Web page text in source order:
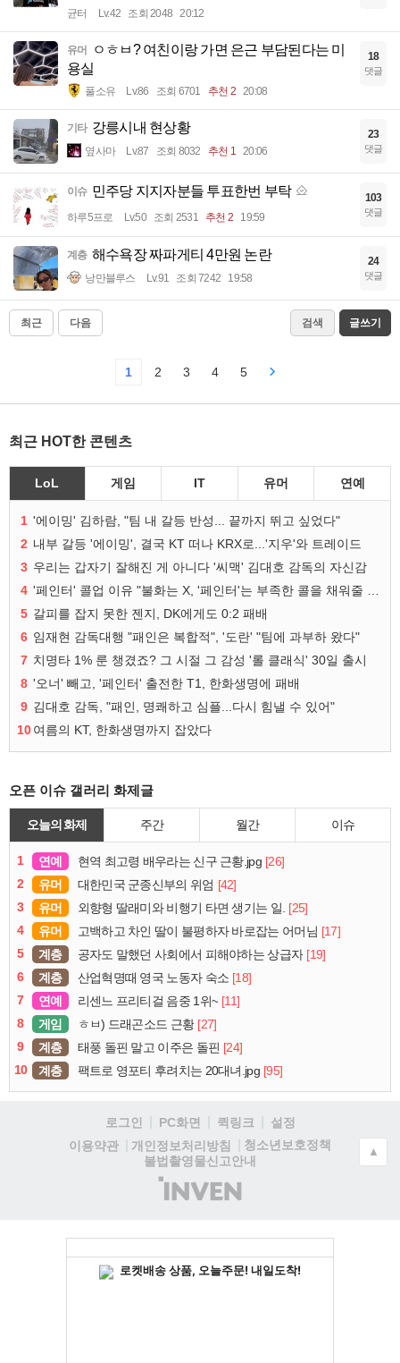
균터 Lv.42 조회 2048 20:12
유머
ㅇㅎㅂ? 여친이랑 가면 은근 부담된다는 미
용실
풀소유 Lv.86 조회 6701 추천 2 20:08
18
댓글
기타 강릉시내 현상황
옆사마 Lv.87 조회 8032 추천 1 20:06
23
댓글
이슈 민주당 지지자분들 투표한번 부탁
하루5프로 Lv.50 조회 2531 추천 2 19:59
103
댓글
계층 해수욕장 짜파게티 4만원 논란
낭만블루스 Lv.91 조회 7242 19:58
24
댓글
최근 다음 검색 글쓰기
1 2 3 4 5
최근 HOT한 콘텐츠
LoL 게임 IT 유머 연예
1 '에이밍' 김하람, "팀 내 갈등 반성... 끝까지 뛰고 싶었다"
2 내부 갈등 '에이밍', 결국 KT 떠나 KRX로...'지우'와 트레이드
3 우리는 갑자기 잘해진 게 아니다 '씨맥' 김대호 감독의 자신감
4
5 갈피를 잡지 못한 젠지, DK에게도 0:2 패배
6 임재현 감독대행 "패인은 복합적", '도란' "팀에 과부하 왔다"
7 치명타 1% 룬 챙겼죠? 그 시절 그 감성 '롤 클래식' 30일 출시
8 '오너' 빼고, '페인터' 출전한 T1, 한화생명에 패배
9 김대호 감독, "패인, 명쾌하고 심플...다시 힘낼 수 있어"
10여름의 KT, 한화생명까지 잡았다
오픈 이슈 갤러리 화제글
오늘의 화제 주간 월간 이슈
1 연예 현역 최고령 배우라는 신구 근황.jpg [26]
2
유머 대한민국 군종신부의 위엄 [42]
3
유머 외향형 딸래미와 비행기 타면 생기는 일. [25]
4
유머 고백하고 차인 딸이 불평하자 바로잡는 어머님 [17]
5
계층 공자도 말했던 사회에서 피해야하는 상급자 [19]
6
계층 산업혁명때 영국 노동자 숙소 [18]
7
연예 리센느 프리티걸 음중 1위~ [11]
8
게임 ㅎㅂ) 드래곤소드 근황 [27]
9
계층 태풍 돌핀 말고 이주은 돌핀 [24]
10
계층 팩트로 영포티 후려치는 20대녀.jpg [95]
로그인 PC화면 퀵링크
설정
이용약관
개인정보처리방침
청소년보호정책
불법촬영물신고안내
(주)
인
▲